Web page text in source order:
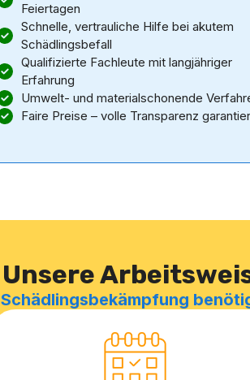
Feiertagen
Schnelle, vertrauliche Hilfe bei akutem
Schädlingsbefall
Qualifizierte Fachleute mit langjähriger
Erfahrung
Umwelt- und materialschonende
Faire Preise – volle Transparenz
Unsere
Schädlingsbekämpfung